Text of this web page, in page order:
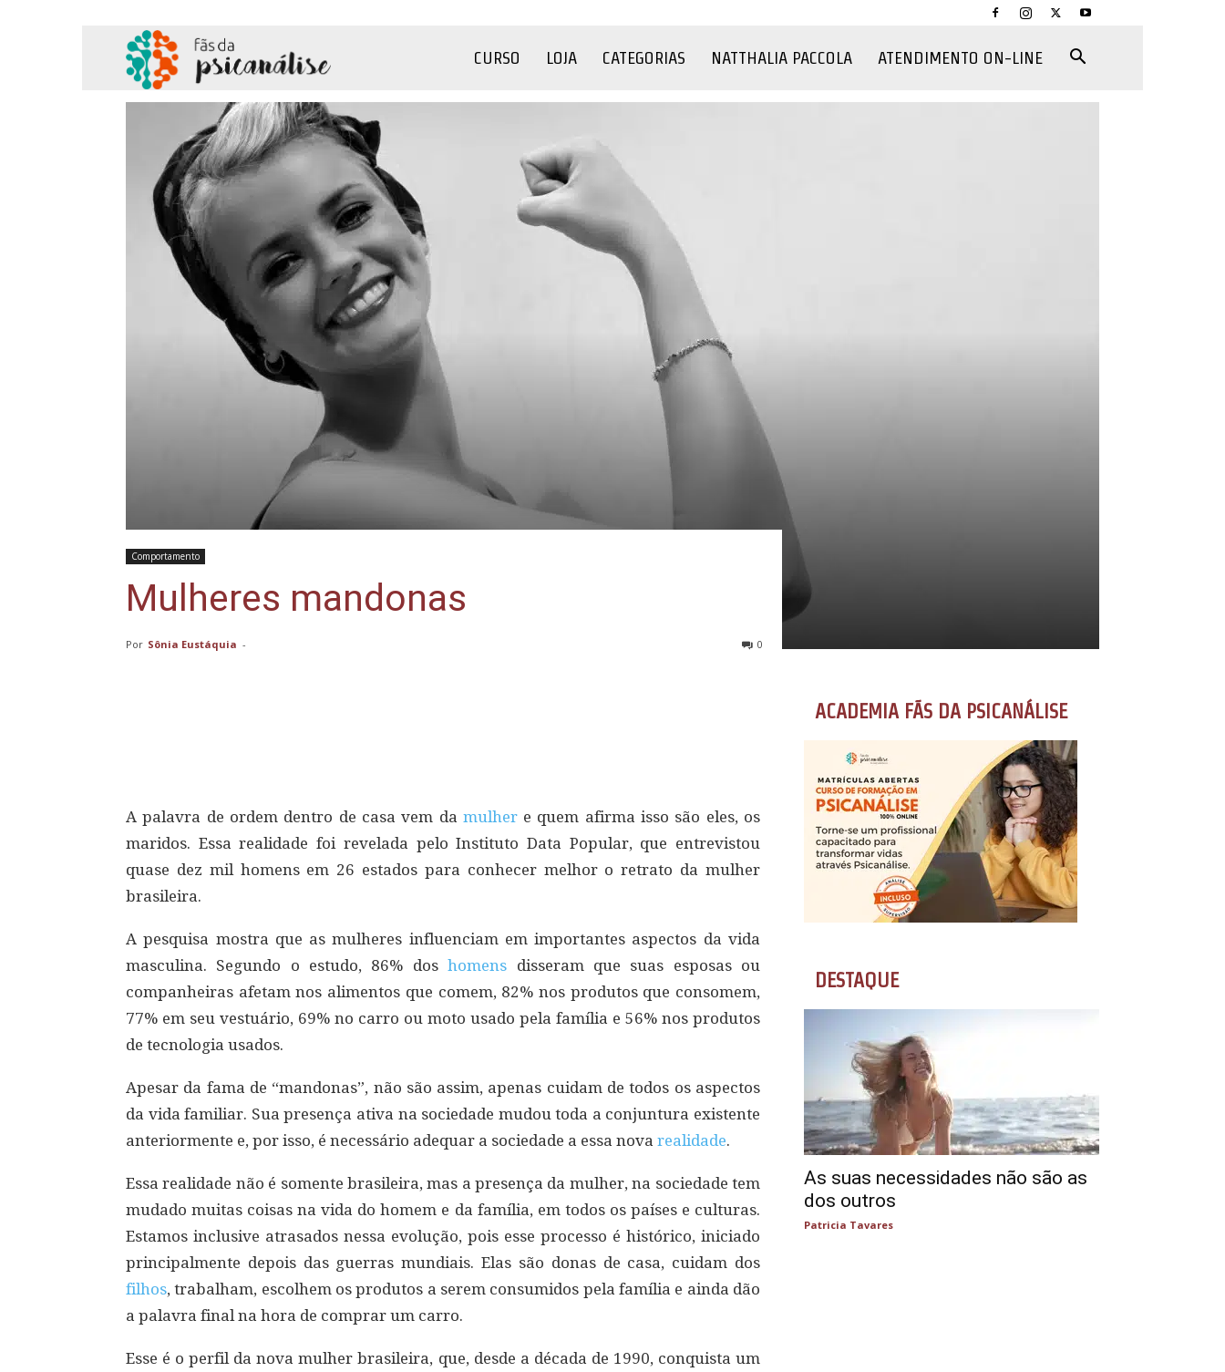
da
Psicanálise
CURSO LOJA CATEGORIAS NATTHALIA PACCOLA ATENDIMENTO ON-LINE
Comportamento
Mulheres mandonas
Por Sônia Eustáquia - 0
A palavra de ordem dentro de casa vem da mulhere quem afirma isso são eles, os
maridos. Essa realidade foi revelada pelo Instituto Data Popular, que entrevistou
quase dez mil homens em 26 estados para conhecer melhor o retrato da mulher
brasileira.
A pesquisa mostra que as mulheres influenciam em importantes aspectos da vida
masculina. Segundo o estudo, 86% doshomens disseram que suas esposas ou
companheiras afetam nos alimentos que comem, 82% nos produtos que consomem,
77% em seu vestuário, 69% no carro ou moto usado pela família e 56% nos produtos
de tecnologia usados.
Apesar da fama de “mandonas”, não são assim, apenas cuidam de todos os aspectos
da vida familiar. Sua presença ativa na sociedade mudou toda a conjuntura existente
anteriormente e, por isso, é necessário adequar a sociedade a essa nova realidade.
Essa realidade não é somente brasileira, mas a presença da mulher, na sociedade tem
mudado muitas coisas na vida do homem e da família, em todos os países e culturas.
Estamos inclusive atrasados nessa evolução, pois esse processo é histórico, iniciado
principalmente depois das guerras mundiais. Elas são donas de casa, cuidam dos
filhos, trabalham, escolhem os produtos a serem consumidos pela família e ainda dão
a palavra final na hora de comprar um carro.
Esse é o perfil da nova mulher brasileira, que, desde a década de 1990, conquista um
ACADEMIA FÃS DA PSICANÁLISE
DESTAQUE
As suas necessidades não são as
dos outros
Patricia Tavares